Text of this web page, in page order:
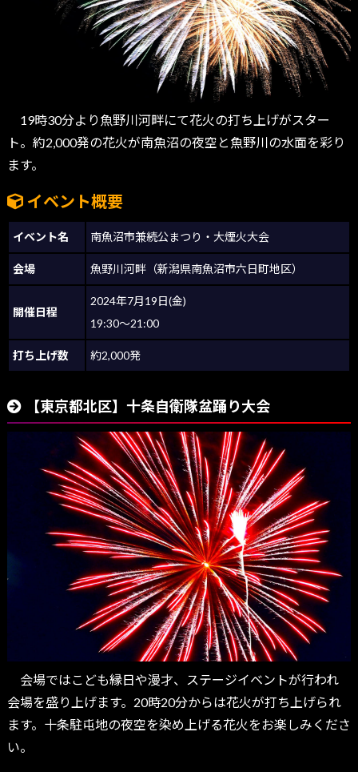
19時30分より魚野川河畔にて花火の打ち上げがスター
ト。約2,000発の花火が南魚沼の夜空と魚野川の水面を彩り
ます。
イベント概要
イベント名 南魚沼市兼続公まつり・大煙火大会
会場 魚野川河畔（新潟県南魚沼市六日町地区）
開催日程
2024年7月19日(金)
19:30～21:00
打ち上げ数 約2,000発
【東京都北区】十条自衛隊盆踊り大会
会場ではこども縁日や漫才、ステージイベントが行われ
会場を盛り上げます。20時20分からは花火が打ち上げられ
ます。十条駐屯地の夜空を染め上げる花火をお楽しみくださ
い。